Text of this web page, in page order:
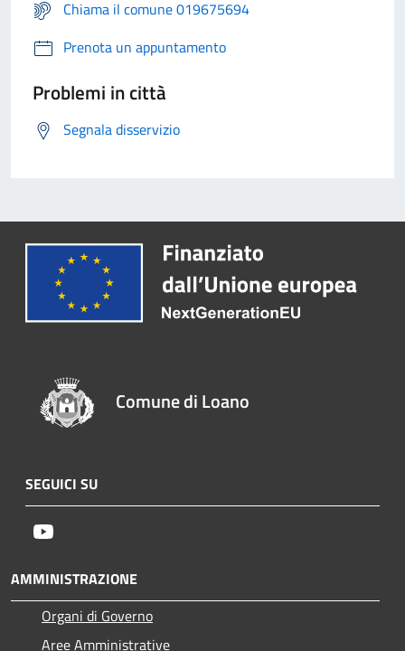
Chiama il comune 019675694
Prenota un appuntamento
Problemi in città
Segnala disservizio
Comune di Loano
SEGUICI SU
AMMINISTRAZIONE
Organi di Governo
Aree Amministrative